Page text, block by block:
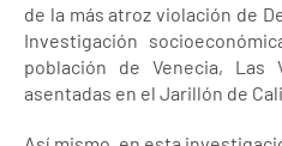
de la más atroz violación de
Investigación
población de Venecia, Las
asentadas en el Jarillón de Cali.